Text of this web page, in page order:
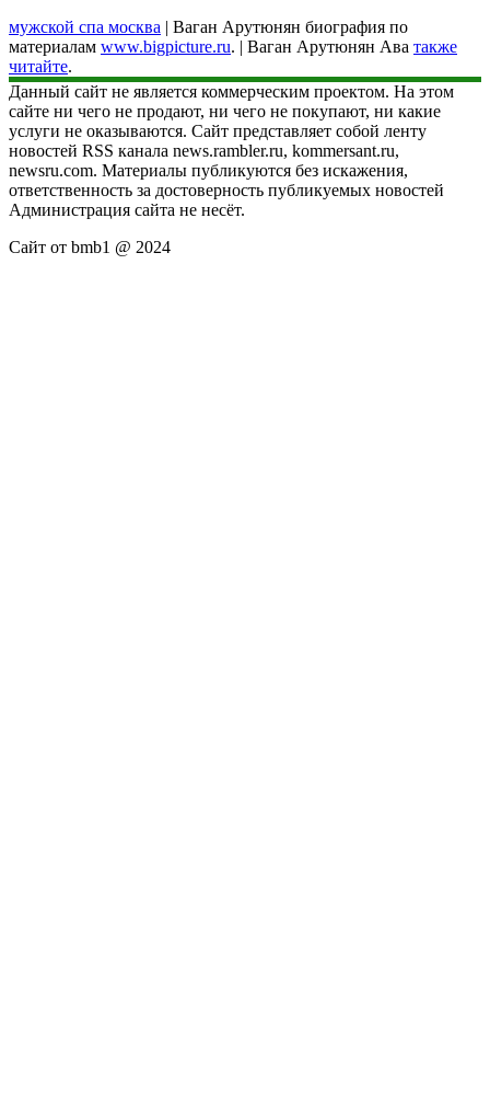
мужской спа москва | Ваган Арутюнян биография по
материалам www.bigpicture.ru. | Ваган Арутюнян Ава также
читайте.
Данный сайт не является коммерческим проектом. На этом
сайте ни чего не продают, ни чего не покупают, ни какие
услуги не оказываются. Сайт представляет собой ленту
новостей RSS канала news.rambler.ru, kommersant.ru,
newsru.com. Материалы публикуются без искажения,
ответственность за достоверность публикуемых новостей
Администрация сайта не несёт.
Сайт от bmb1 @ 2024